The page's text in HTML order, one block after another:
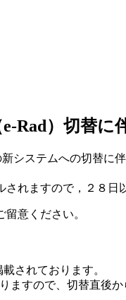
Rad）切替に
システムへの切替に
れますので，２８日
意ください。
されております。
すので、切替直後